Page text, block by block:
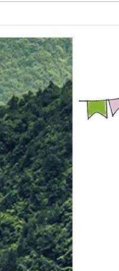
車場は、屋外会場となり
ットの当日販売（３００
ます ※その他、ＢＢＱ
ナーをご参照ください
様のご来場をお待ちして
す！ 青年部・おとな部ス
一同